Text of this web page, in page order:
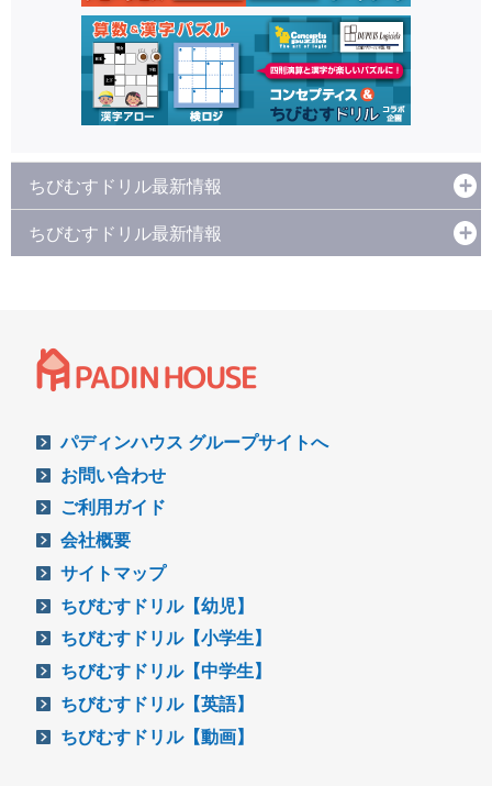
ちびむすドリル最新情報
ちびむすドリル最新情報
パディンハウス グループサイトへ
お問い合わせ
ご利用ガイド
会社概要
サイトマップ
ちびむすドリル【幼児】
ちびむすドリル【小学生】
ちびむすドリル【中学生】
ちびむすドリル【英語】
ちびむすドリル【動画】